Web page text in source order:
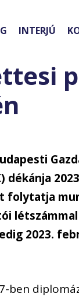
INTERJÚ
dékánja
folytatja
2023.
ben